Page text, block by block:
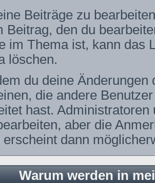
Beiträge zu
Beitrag, den du
im Thema ist, kann das
löschen.
du deine
die andere
hast.
aber die
erscheint dann
Warum werden in